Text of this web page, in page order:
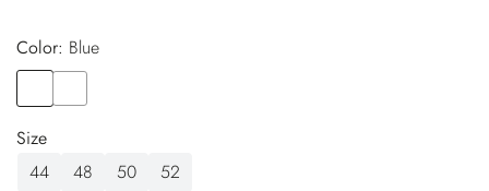
Color:
blue
Size
44
48 50 52